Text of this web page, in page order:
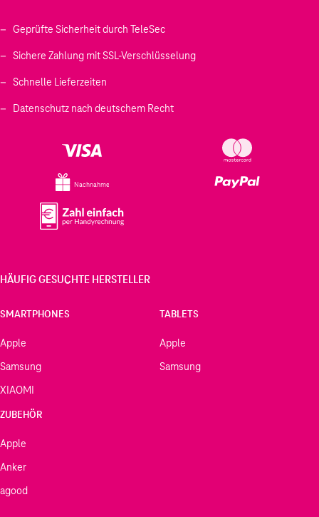
Geprüfte Sicherheit durch TeleSec
Sichere Zahlung mit SSL-Verschlüsselung
Schnelle Lieferzeiten
Datenschutz nach deutschem Recht
Nachnahme
HÄUFIG GESUCHTE HERSTELLER
SMARTPHONES
Apple
Samsung
XIAOMI
TABLETS
Apple
Samsung
ZUBEHÖR
Apple
Anker
agood